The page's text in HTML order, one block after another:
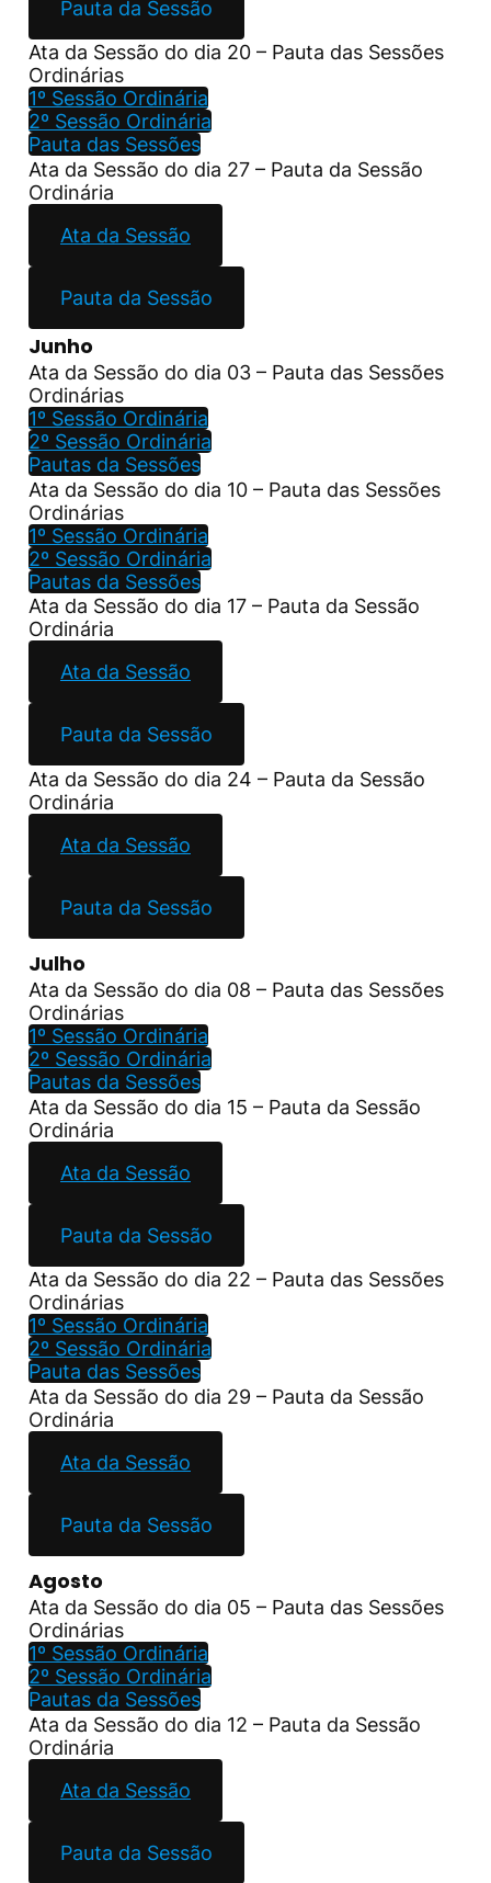
Pauta da Sessão
Ata da Sessão do dia 20 – Pauta das Sessões
Ordinárias
1º Sessão Ordinária
2º Sessão Ordinária
Pauta das Sessões
Ata da Sessão do dia 27 – Pauta da Sessão
Ordinária
Ata da Sessão
Pauta da Sessão
Junho
Ata da Sessão do dia 03 – Pauta das Sessões
Ordinárias
1º Sessão Ordinária
2º Sessão Ordinária
Pautas da Sessões
Ata da Sessão do dia 10 – Pauta das Sessões
Ordinárias
1º Sessão Ordinária
2º Sessão Ordinária
Pautas da Sessões
Ata da Sessão do dia 17 – Pauta da Sessão
Ordinária
Ata da Sessão
Pauta da Sessão
Ata da Sessão do dia 24 – Pauta da Sessão
Ordinária
Ata da Sessão
Pauta da Sessão
Julho
Ata da Sessão do dia 08 – Pauta das Sessões
Ordinárias
1º Sessão Ordinária
2º Sessão Ordinária
Pautas da Sessões
Ata da Sessão do dia 15 – Pauta da Sessão
Ordinária
Ata da Sessão
Pauta da Sessão
Ata da Sessão do dia 22 – Pauta das Sessões
Ordinárias
1º Sessão Ordinária
2º Sessão Ordinária
Pauta das Sessões
Ata da Sessão do dia 29 – Pauta da Sessão
Ordinária
Ata da Sessão
Pauta da Sessão
Agosto
Ata da Sessão do dia 05 – Pauta das Sessões
Ordinárias
1º Sessão Ordinária
2º Sessão Ordinária
Pautas da Sessões
Ata da Sessão do dia 12 – Pauta da Sessão
Ordinária
Ata da Sessão
Pauta da Sessão